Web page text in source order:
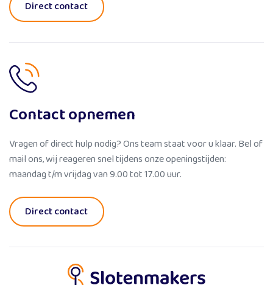
Direct contact
Contact opnemen
Vragen of direct hulp nodig? Ons team staat voor u klaar. Bel of
mail ons, wij reageren snel tijdens onze openingstijden:
maandag t/m vrijdag van 9.00 tot 17.00 uur.
Direct contact